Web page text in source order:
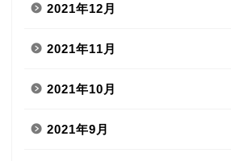
2021年12月
2021年11月
2021年10月
2021年9月